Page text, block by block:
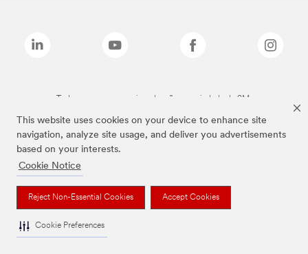
This website uses cookies on your device to enhance site
navigation, analyze site usage, and deliver you advertisements
based on your interests.
Cookie Notice
Reject Non-Essential Cookies Accept Cookies
Cookie Preferences
Todas as marcas mencionadas são propriedade da 3M.